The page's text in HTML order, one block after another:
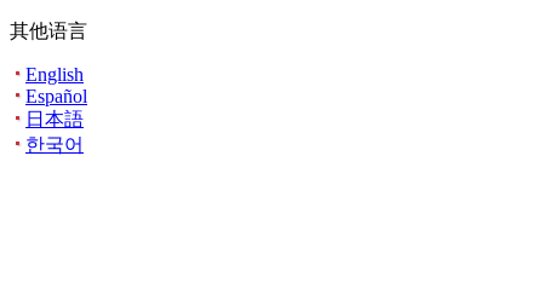
其他语言
English
Español
日本語
한국어